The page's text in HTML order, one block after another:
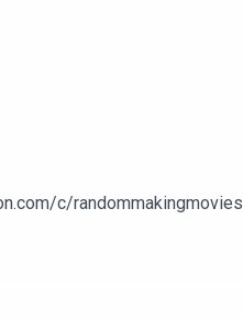
c/randommakingmovies